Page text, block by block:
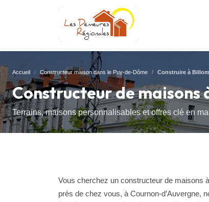
Accueil Constructeur maison dans le Puy-de-Dôme Construire à
Constructeur de maisons
Terrains, maisons personnalisables et offres clé en
Vous cherchez un constructeur de maisons
près de chez vous, à Cournon-d’Auvergne,